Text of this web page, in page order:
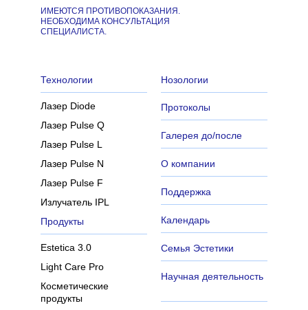
ИМЕЮТСЯ ПРОТИВОПОКАЗАНИЯ.
НЕОБХОДИМА КОНСУЛЬТАЦИЯ
СПЕЦИАЛИСТА.
Технологии
Лазер Diode
Лазер Pulse Q
Лазер Pulse L
Лазер Pulse N
Лазер Pulse F
Излучатель IPL
Нозологии
Протоколы
Галерея до/после
О компании
Поддержка
Календарь
Семья Эстетики
Научная деятельность
Estetica 3.0
Light Care Pro
Косметические
продукты
Продукты